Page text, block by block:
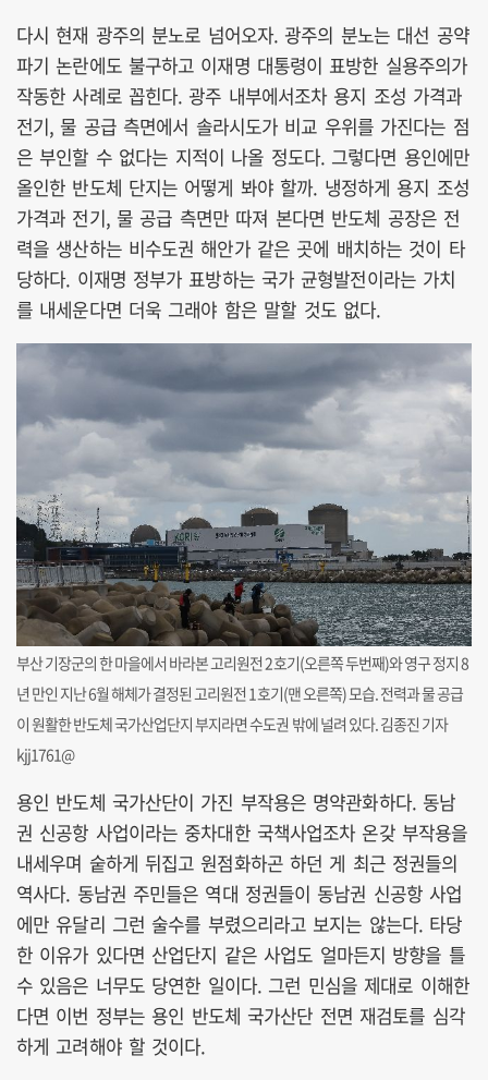
다시 현재 광주의 분노로 넘어오자. 광주의 분노는 대선 공약
파기 논란에도 불구하고 이재명 대통령이 표방한 실용주의가
작동한 사례로 꼽힌다. 광주 내부에서조차 용지 조성 가격과
전기, 물 공급 측면에서 솔라시도가 비교 우위를 가진다는 점
은 부인할 수 없다는 지적이 나올 정도다. 그렇다면 용인에만
올인한 반도체 단지는 어떻게 봐야 할까. 냉정하게 용지 조성
가격과 전기, 물 공급 측면만 따져 본다면 반도체 공장은 전
력을 생산하는 비수도권 해안가 같은 곳에 배치하는 것이 타
당하다. 이재명 정부가 표방하는 국가 균형발전이라는 가치
를 내세운다면 더욱 그래야 함은 말할 것도 없다.
부산 기장군의 한 마을에서 바라본 고리원전 2호기(오른쪽 두번째)와 영구 정지 8
년 만인 지난 6월 해체가 결정된 고리원전 1호기(맨 오른쪽) 모습. 전력과 물 공급
이 원활한 반도체 국가산업단지 부지라면 수도권 밖에 널려 있다. 김종진 기자
kjj1761@
용인 반도체 국가산단이 가진 부작용은 명약관화하다. 동남
권 신공항 사업이라는 중차대한 국책사업조차 온갖 부작용을
내세우며 숱하게 뒤집고 원점화하곤 하던 게 최근 정권들의
역사다. 동남권 주민들은 역대 정권들이 동남권 신공항 사업
에만 유달리 그런 술수를 부렸으리라고 보지는 않는다. 타당
한 이유가 있다면 산업단지 같은 사업도 얼마든지 방향을 틀
수 있음은 너무도 당연한 일이다. 그런 민심을 제대로 이해한
다면 이번 정부는 용인 반도체 국가산단 전면 재검토를 심각
하게 고려해야 할 것이다.